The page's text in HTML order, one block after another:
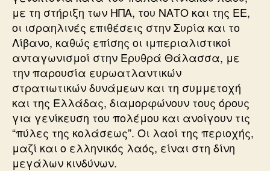
με τη στήριξη των ΗΠΑ, του ΝΑΤΟ και της ΕΕ,
οι ισραηλινές επιθέσεις στην Συρία και το
Λίβανο, καθώς επίσης οι ιμπεριαλιστικοί
ανταγωνισμοί στην Ερυθρά Θάλασσα, με
την παρουσία ευρωατλαντικών
στρατιωτικών δυνάμεων και τη συμμετοχή
και της Ελλάδας, διαμορφώνουν τους όρους
για γενίκευση του πολέμου και ανοίγουν τις
“πύλες της κολάσεως”. Οι λαοί της περιοχής,
μαζί και ο ελληνικός λαός, είναι στη δίνη
μεγάλων κινδύνων.